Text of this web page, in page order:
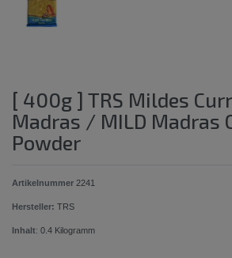
[ 400g ] TRS Mildes
Madras / MILD Madras
Powder
Artikelnummer 2241
Hersteller: TRS
Inhalt: 0.4 Kilogramm